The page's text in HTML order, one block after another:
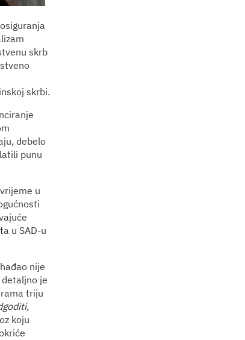
skrb
skrbi.
debelo
punu
u
u SAD-u
nije
detaljno je
triju
koju